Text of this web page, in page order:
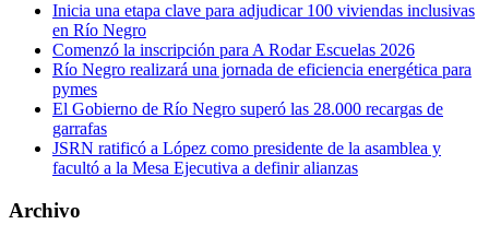
Inicia una etapa clave para adjudicar 100 viviendas inclusivas
en Río Negro
Comenzó la inscripción para A Rodar Escuelas 2026
Río Negro realizará una jornada de eficiencia energética para
pymes
El Gobierno de Río Negro superó las 28.000 recargas de
garrafas
JSRN ratificó a López como presidente de la asamblea y
facultó a la Mesa Ejecutiva a definir alianzas
Archivo